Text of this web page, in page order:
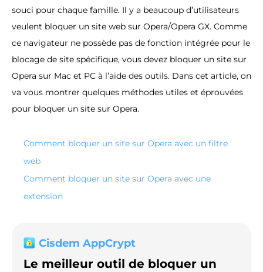
souci pour chaque famille. Il y a beaucoup d’utilisateurs
veulent bloquer un site web sur Opera/Opera GX. Comme
ce navigateur ne possède pas de fonction intégrée pour le
blocage de site spécifique, vous devez bloquer un site sur
Opera sur Mac et PC à l’aide des outils. Dans cet article, on
va vous montrer quelques méthodes utiles et éprouvées
pour bloquer un site sur Opera.
Comment bloquer un site sur Opera avec un filtre
web
Comment bloquer un site sur Opera avec une
extension
Cisdem AppCrypt
Le meilleur outil de bloquer un